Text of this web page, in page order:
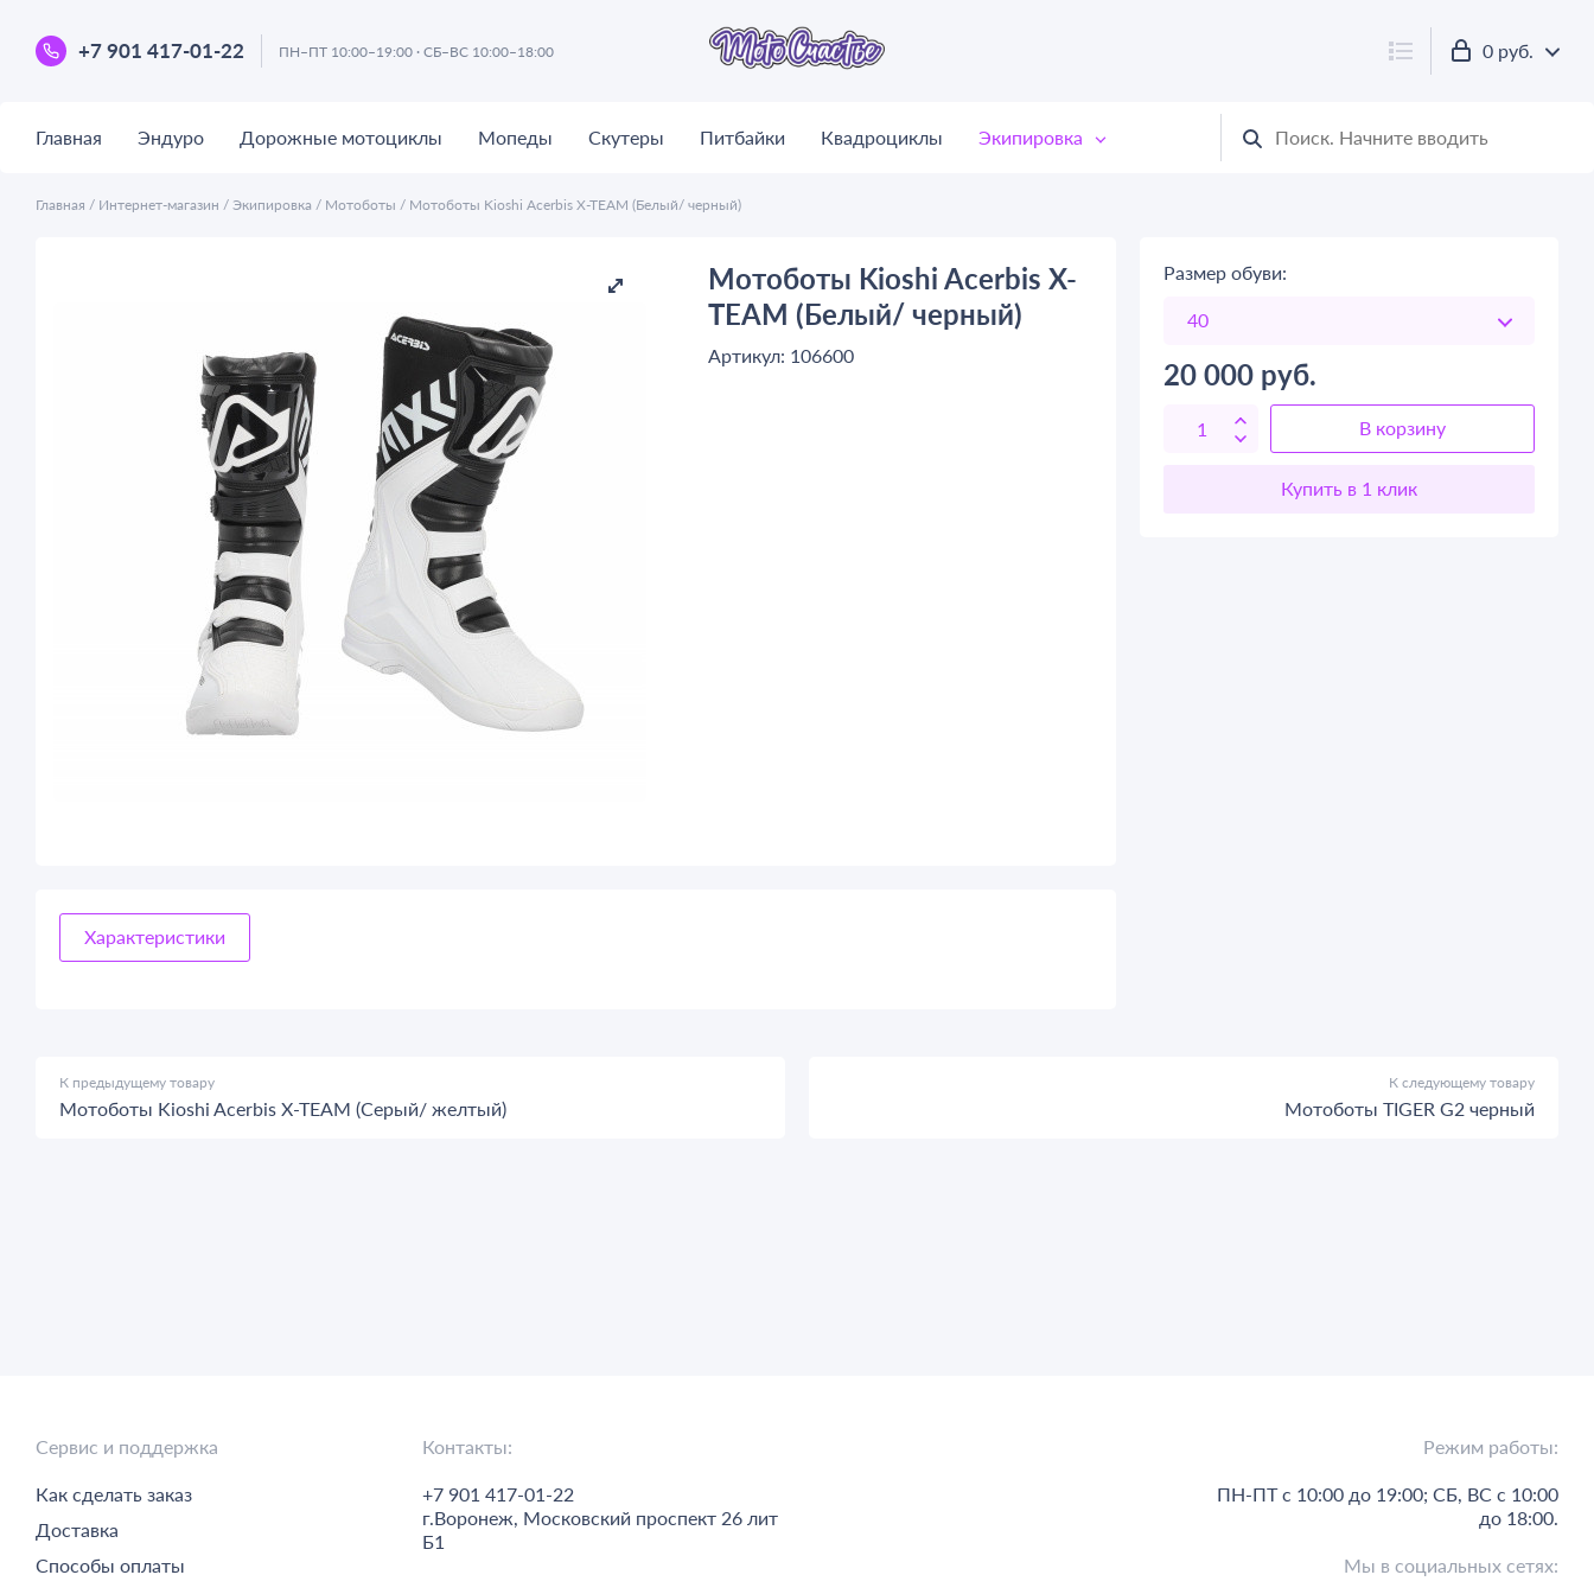
+7 901 417-01-22 ПН–ПТ 10:00–19:00 · СБ–ВС 10:00–18:00 0 руб.
Главная Эндуро Дорожные мотоциклы Мопеды Скутеры Питбайки Квадроциклы Экипировка
Главная / Интернет-магазин / Экипировка / Мотоботы / Мотоботы Kioshi Acerbis X-TEAM (Белый/ черный)
Мотоботы Kioshi Acerbis X-
TEAM (Белый/ черный)
Артикул: 106600
Характеристики
Размер обуви:
20 000 руб.
В корзину
К предыдущему товару
Мотоботы Kioshi Acerbis X-TEAM (Серый/ желтый)
К следующему товару
Мотоботы TIGER G2 черный
Сервис и поддержка
Как сделать заказ
Доставка
Способы оплаты
Контакты:
+7 901 417-01-22
г.Воронеж, Московский проспект 26 лит
Б1
Режим работы:
ПН-ПТ с 10:00 до 19:00; СБ, ВС с 10:00
до 18:00.
Мы в социальных сетях: